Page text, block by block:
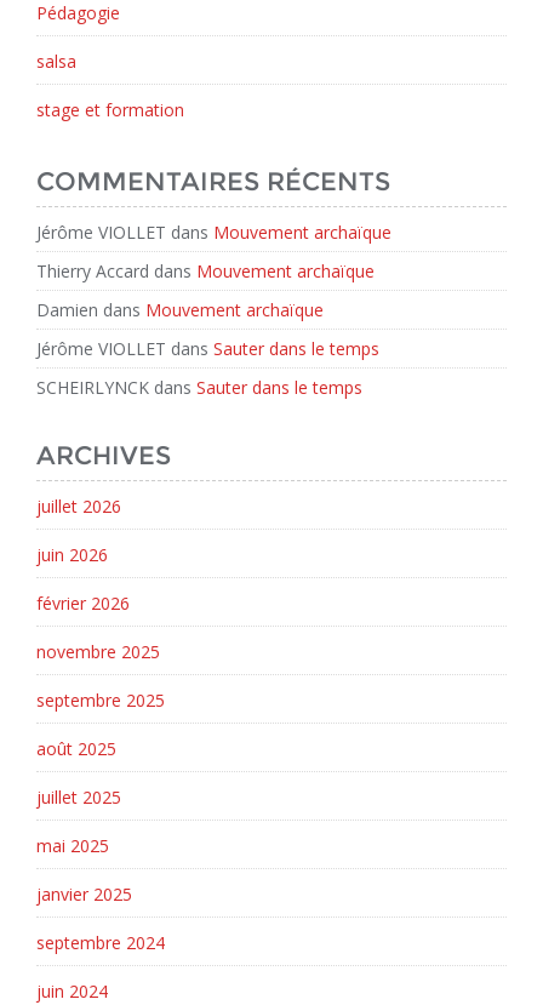
Pédagogie
salsa
stage et formation
COMMENTAIRES RÉCENTS
Jérôme VIOLLET dans Mouvement archaïque
Thierry Accard dans Mouvement archaïque
Damien dans Mouvement archaïque
Jérôme VIOLLET dans Sauter dans le temps
SCHEIRLYNCK dans Sauter dans le temps
ARCHIVES
juillet 2026
juin 2026
février 2026
novembre 2025
septembre 2025
août 2025
juillet 2025
mai 2025
janvier 2025
septembre 2024
juin 2024